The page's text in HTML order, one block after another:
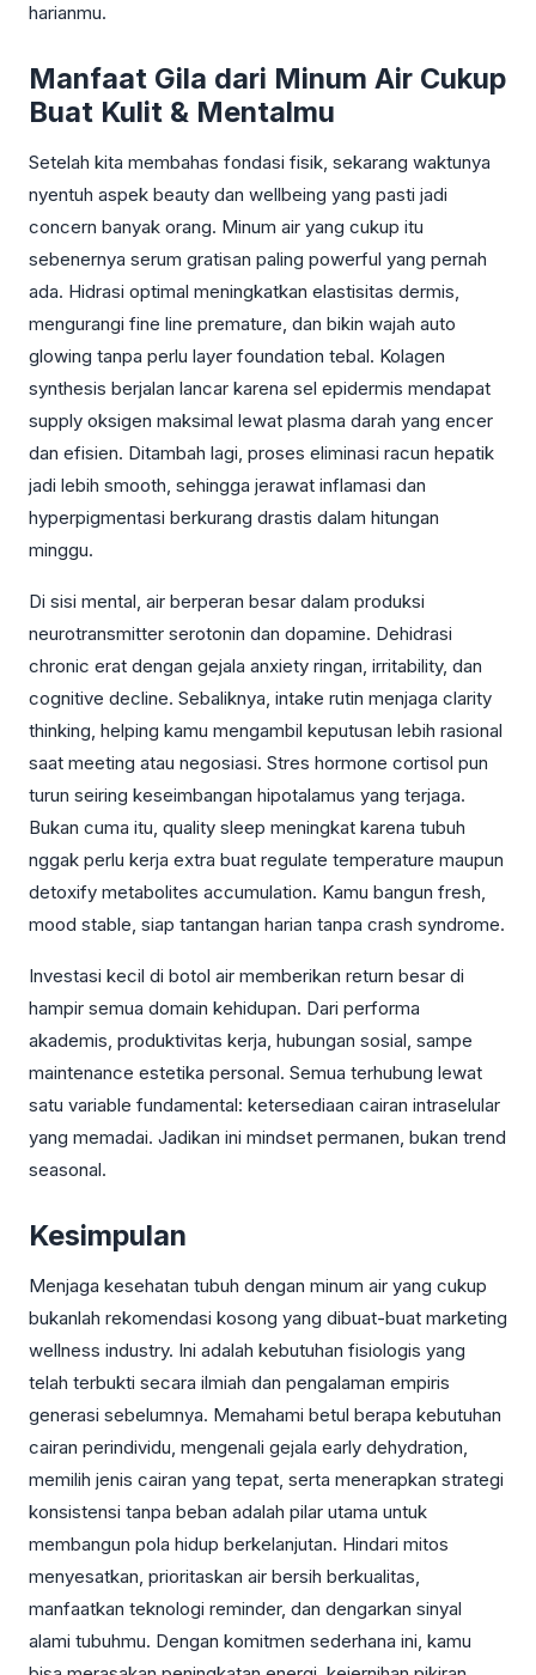
harianmu.
Manfaat Gila dari Minum Air Cukup
Buat Kulit & Mentalmu
Setelah kita membahas fondasi fisik, sekarang waktunya
nyentuh aspek beauty dan wellbeing yang pasti jadi
concern banyak orang. Minum air yang cukup itu
sebenernya serum gratisan paling powerful yang pernah
ada. Hidrasi optimal meningkatkan elastisitas dermis,
mengurangi fine line premature, dan bikin wajah auto
glowing tanpa perlu layer foundation tebal. Kolagen
synthesis berjalan lancar karena sel epidermis mendapat
supply oksigen maksimal lewat plasma darah yang encer
dan efisien. Ditambah lagi, proses eliminasi racun hepatik
jadi lebih smooth, sehingga jerawat inflamasi dan
hyperpigmentasi berkurang drastis dalam hitungan
minggu.
Di sisi mental, air berperan besar dalam produksi
neurotransmitter serotonin dan dopamine. Dehidrasi
chronic erat dengan gejala anxiety ringan, irritability, dan
cognitive decline. Sebaliknya, intake rutin menjaga clarity
thinking, helping kamu mengambil keputusan lebih rasional
saat meeting atau negosiasi. Stres hormone cortisol pun
turun seiring keseimbangan hipotalamus yang terjaga.
Bukan cuma itu, quality sleep meningkat karena tubuh
nggak perlu kerja extra buat regulate temperature maupun
detoxify metabolites accumulation. Kamu bangun fresh,
mood stable, siap tantangan harian tanpa crash syndrome.
Investasi kecil di botol air memberikan return besar di
hampir semua domain kehidupan. Dari performa
akademis, produktivitas kerja, hubungan sosial, sampe
maintenance estetika personal. Semua terhubung lewat
satu variable fundamental: ketersediaan cairan intraselular
yang memadai. Jadikan ini mindset permanen, bukan trend
seasonal.
Kesimpulan
Menjaga kesehatan tubuh dengan minum air yang cukup
bukanlah rekomendasi kosong yang dibuat-buat marketing
wellness industry. Ini adalah kebutuhan fisiologis yang
telah terbukti secara ilmiah dan pengalaman empiris
generasi sebelumnya. Memahami betul berapa kebutuhan
cairan perindividu, mengenali gejala early dehydration,
memilih jenis cairan yang tepat, serta menerapkan strategi
konsistensi tanpa beban adalah pilar utama untuk
membangun pola hidup berkelanjutan. Hindari mitos
menyesatkan, prioritaskan air bersih berkualitas,
manfaatkan teknologi reminder, dan dengarkan sinyal
alami tubuhmu. Dengan komitmen sederhana ini, kamu